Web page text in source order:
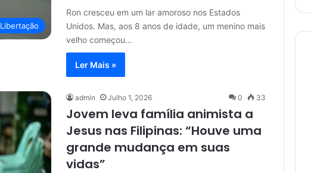
Libertação
Ron cresceu em um lar amoroso nos Estados
Unidos. Mas, aos 8 anos de idade, um menino mais
velho começou…
Ler Mais »
admin Julho 1, 2026 0 33
Jovem leva família animista a
Jesus nas Filipinas: “Houve uma
grande mudança em suas
vidas”